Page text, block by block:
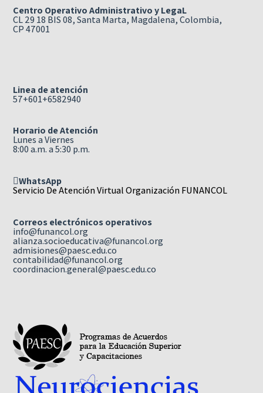
Centro Operativo Administrativo y LegaL
CL 29 18 BIS 08, Santa Marta, Magdalena, Colombia,
CP 47001
Linea de atención
57+601+6582940
Horario de Atención
Lunes a Viernes
8:00 a.m. a 5:30 p.m.
WhatsApp
Servicio De Atención Virtual Organización FUNANCOL
Correos electrónicos operativos
info@funancol.org
alianza.socioeducativa@funancol.org
admisiones@paesc.edu.co
contabilidad@funancol.org
coordinacion.general@paesc.edu.co